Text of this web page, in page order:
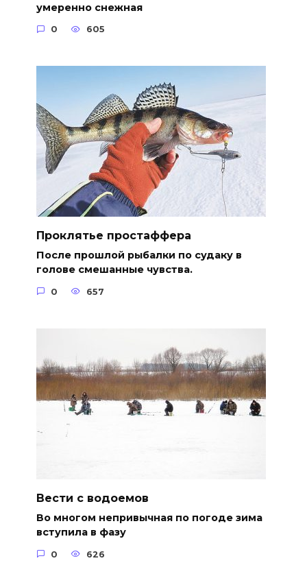
умеренно снежная
0 605
Проклятье простаффера
После прошлой рыбалки по судаку в
голове смешанные чувства.
0 657
Вести с водоемов
Во многом непривычная по погоде зима
вступила в фазу
0 626